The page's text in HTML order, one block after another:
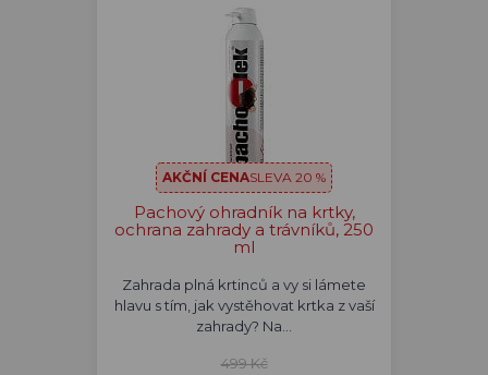
AKČNÍ CENASLEVA 20 %
Pachový ohradník na krtky,
ochrana zahrady a trávníků, 250
ml
Zahrada plná krtinců a vy si lámete
hlavu s tím, jak vystěhovat krtka z vaší
zahrady? Na…
499 Kč